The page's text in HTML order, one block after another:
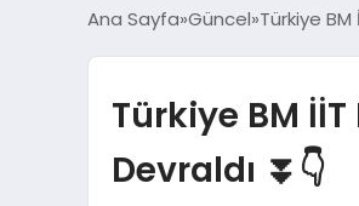
Ana Sayfa Güncel Türkiye BM
Türkiye BM
Devraldı ⏬👇